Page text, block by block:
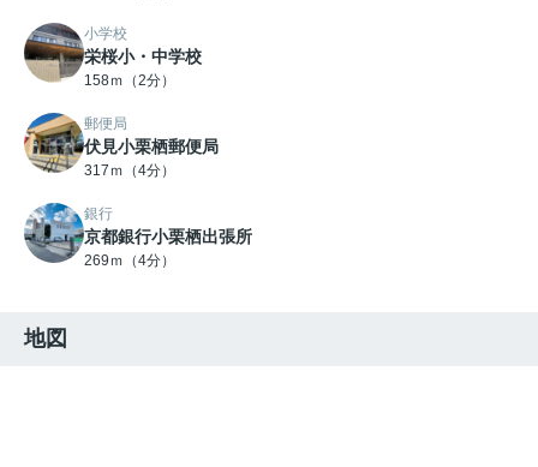
小学校
栄桜小・中学校
158ｍ（2分）
郵便局
伏見小栗栖郵便局
317ｍ（4分）
銀行
京都銀行小栗栖出張所
269ｍ（4分）
地図